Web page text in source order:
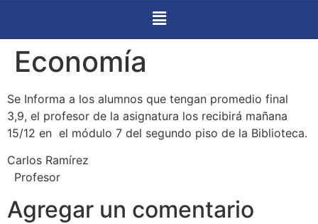
Economía
Se Informa a los alumnos que tengan promedio final
3,9, el profesor de la asignatura los recibirá mañana
15/12 en el módulo 7 del segundo piso de la Biblioteca.
Carlos Ramírez
Profesor
Agregar un comentario